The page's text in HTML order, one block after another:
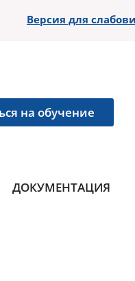
Версия для
на обучение
ДОКУМЕНТАЦИЯ